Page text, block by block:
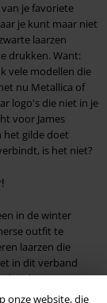
onze website, die
je favoriete
je kunt maar niet
laarzen
drukken. Want:
vele modellen die
nu Metallica of
logo's die niet in je
voor James
het gilde doet
is het niet?
in de winter
outfit te
laarzen die
in dit verband
schoenen.